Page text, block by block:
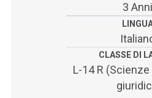
3 Anni
CLASSE DI
L-14 R